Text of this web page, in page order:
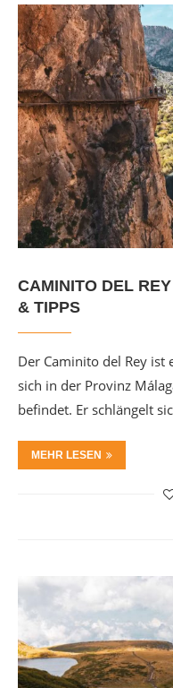
CAMINITO DEL
& TIPPS
Der Caminito del Rey ist
sich in der Provinz
befindet. Er schlängelt
MEHR LESEN